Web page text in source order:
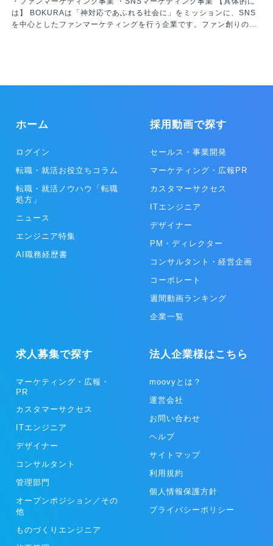
は】 BOKURAは「神対応であふれる社会に」をミッションに、SNS
を中心としたファンマーケティングを行う企業です。ファン創りの戦
ホーム
ログイン
転職・就活お役立ちコラム
転職・就活ノウハウ「転職
処方」
ニュース
エンジニア特集
AI職務経歴書
採用動画で探す
セールス・事業開発
マーケティング・広報PR
カスタマーサクセス
ITエンジニア
デザイナー
PM・ディレクター
コンサルタント・経営企画
コーポレート
週間動画ランキング
企業一覧
求人募集で探す
マーケティング・広報・
PR
カスタマーサクセス
ITエンジニア
デザイナー
コンサルタント
管理部門
オープンポジション／その
他
ものづくりエンジニア
法人企業様はこちら
moovyとは？
運営会社
お問い合わせ
ヘルプ
サイトマップ
利用規約
個人情報保護方針
プライバシーポリシー